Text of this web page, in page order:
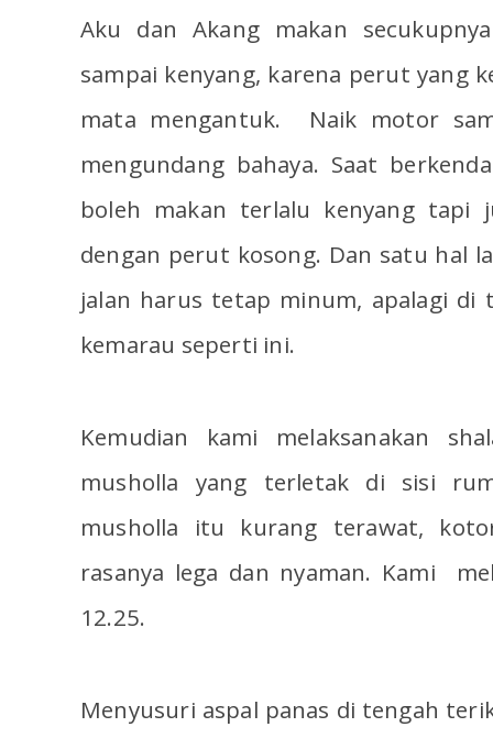
Aku dan Akang makan
sampai kenyang, karena perut yang
mata mengantuk. Naik motor
mengundang bahaya. Saat
boleh makan terlalu kenyang tapi
dengan perut kosong. Dan satu hal
jalan harus tetap minum, apalagi di
kemarau seperti ini.
Kemudian kami melaksanakan
musholla yang terletak di sisi
musholla itu kurang terawat,
rasanya lega dan nyaman. Kami
12.25.
Menyusuri aspal panas di tengah